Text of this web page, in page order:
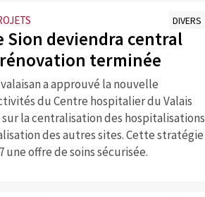
DIVERS
Sion deviendra central
terminée
a approuvé la nouvelle
du Centre hospitalier du Valais
la centralisation des hospitalisations
des autres sites. Cette stratégie
une offre de soins sécurisée.